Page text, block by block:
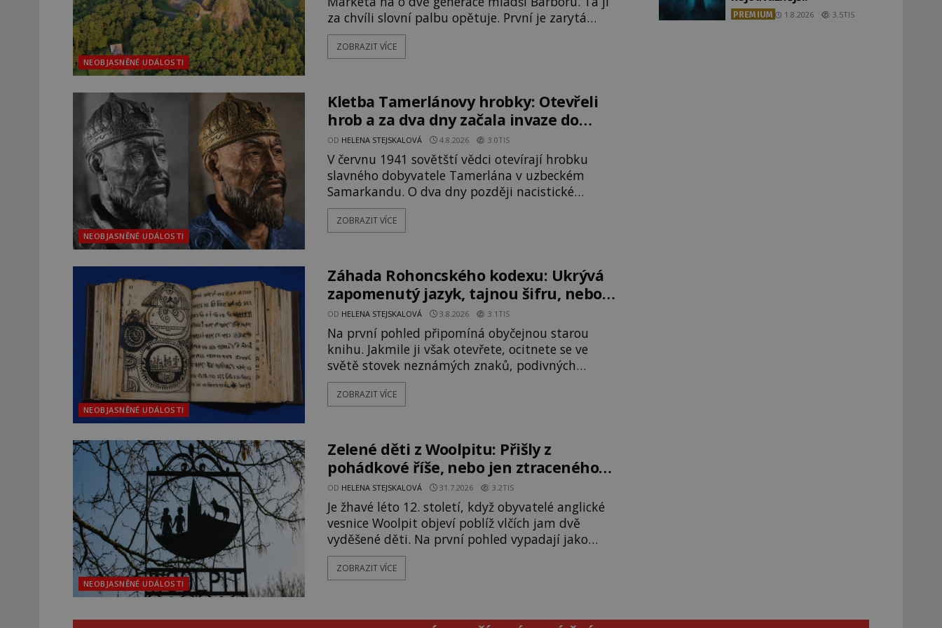
NEOBJASNĚNÉ UDÁLOSTI
za chvíli slovní palbu opětuje. První je zarytá
katolička, druhá přesvědčená kališnice. A každá z
nich se usídlí na jedné z věží slavného hradu
manželku má skutečně jistou
ZOBRAZIT VÍCE
NEOBJASNĚNÉ UDÁLOSTI
Kletba Tamerlánovy hrobky: Otevřeli
hrob a za dva dny začala invaze do
SSSR. Náhoda, nebo varování?
OD HELENA STEJSKALOVÁ 4.8.2026 3.0TIS
V červnu 1941 sovětští vědci otevírají hrobku
slavného dobyvatele Tamerlána v uzbeckém
Samarkandu. O dva dny později nacistické
Německo zahajuje operaci Barbarossa a napadá
Sovětský svaz. Shoda dat je natolik zarážející, že
fascinující souhru okolností? Když antropolog
Michail Gerasimov (1907-1970) a
ZOBRAZIT VÍCE
NEOBJASNĚNÉ UDÁLOSTI
Záhada Rohoncského kodexu: Ukrývá
zapomenutý jazyk, tajnou šifru, nebo
mistrovský podvrh?
OD HELENA STEJSKALOVÁ 3.8.2026 3.1TIS
Na první pohled připomíná obyčejnou starou
knihu. Jakmile ji však otevřete, ocitnete se ve
světě stovek neznámých znaků, podivných
ilustrací a textu, který už téměř dvě století
vzdoruje všem pokusům o rozluštění. Rohoncský
napsal, kdy vznikl ani co vlastně vypráví.
Rohoncský kodex se poprvé objevuje v roce
ZOBRAZIT VÍCE
NEOBJASNĚNÉ UDÁLOSTI
Zelené děti z Woolpitu: Přišly z
pohádkové říše, nebo jen ztraceného
světa?
OD HELENA STEJSKALOVÁ 31.7.2026 3.2TIS
Je žhavé léto 12. století, když obyvatelé anglické
vesnice Woolpit objeví poblíž vlčích jam dvě
vyděšené děti. Na první pohled vypadají jako
každé jiné, až na jednu děsivou výjimku. Jejich
kůže má nazelenalý odstín, mluví
jednou z největších záhad středověké Anglie a ani
ZOBRAZIT VÍCE
PREMIUM 1.8.2026 3.5TIS